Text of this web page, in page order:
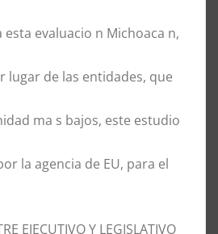
evaluacio n Michoaca n,
lugar de las entidades, que
ma s bajos, este estudio
la agencia de EU, para el
EJECUTIVO Y LEGISLATIVO